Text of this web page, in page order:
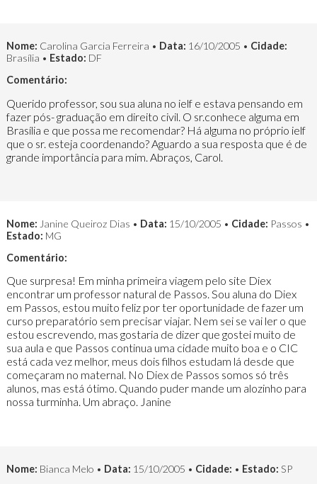
Nome: Carolina Garcia Ferreira • Data: 16/10/2005 • Cidade:
Brasília • Estado: DF
Comentário:
Querido professor, sou sua aluna no ielf e estava pensando em
fazer pós- graduação em direito civil. O sr.conhece alguma em
Brasília e que possa me recomendar? Há alguma no próprio ielf
que o sr. esteja coordenando? Aguardo a sua resposta que é de
grande importância para mim. Abraços, Carol.
Nome: Janine Queiroz Dias • Data: 15/10/2005 • Cidade: Passos •
Estado: MG
Comentário:
Que surpresa! Em minha primeira viagem pelo site Diex
encontrar um professor natural de Passos. Sou aluna do Diex
em Passos, estou muito feliz por ter oportunidade de fazer um
curso preparatório sem precisar viajar. Nem sei se vai ler o que
estou escrevendo, mas gostaria de dizer que gostei muito de
sua aula e que Passos continua uma cidade muito boa e o CIC
está cada vez melhor, meus dois filhos estudam lá desde que
começaram no maternal. No Diex de Passos somos só três
alunos, mas está ótimo. Quando puder mande um alozinho para
nossa turminha. Um abraço. Janine
Nome: Bianca Melo • Data: 15/10/2005 • Cidade: • Estado: SP